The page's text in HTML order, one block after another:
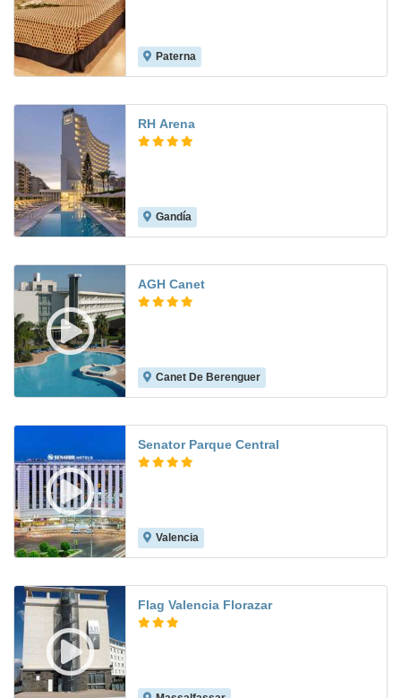
Paterna
RH Arena
Gandía
AGH Canet
Canet De Berenguer
Senator Parque Central
Valencia
Flag Valencia Florazar